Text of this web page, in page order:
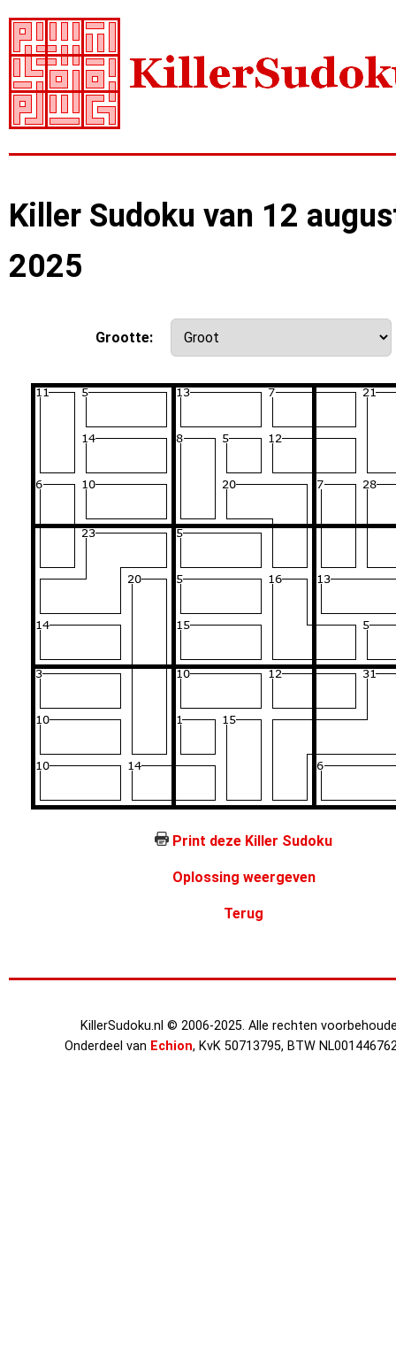
Killer Sudoku van 12
2025
Grootte:
Print deze Killer Sudoku
Oplossing weergeven
Terug
KillerSudoku.nl © 2006-2025. Alle rechten
Onderdeel van Echion, KvK 50713795, BTW